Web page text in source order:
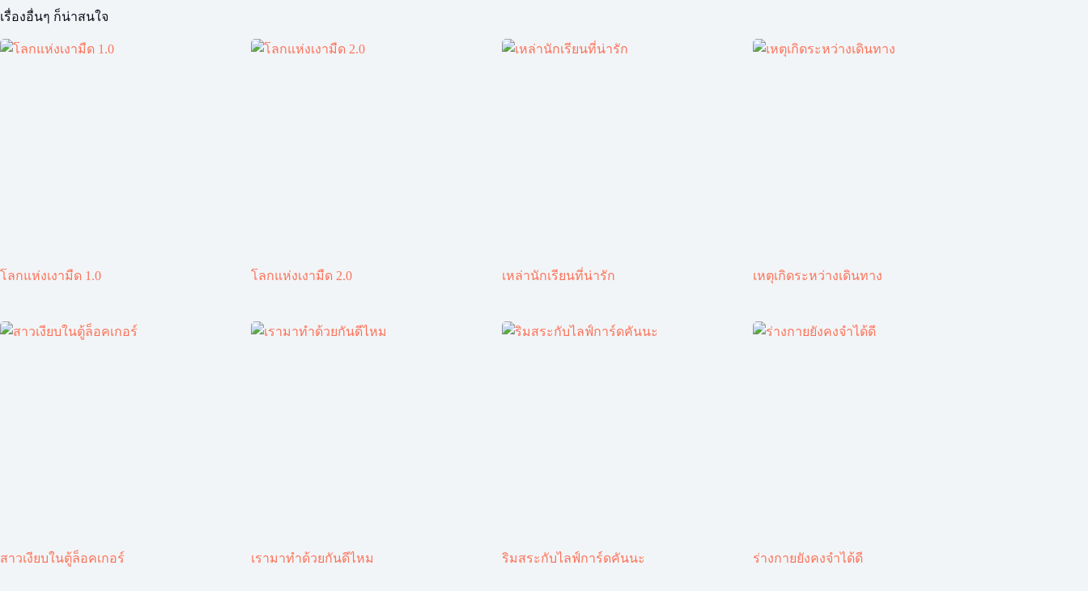
เรื่องอื่นๆ ก็น่าสนใจ
โลกแห่งเงามืด 1.0 โลกแห่งเงามืด 2.0 เหล่านักเรียนที่น่ารัก เหตุเกิดระหว่างเดินทาง
สาวเงียบในตู้ล็อคเกอร์ เรามาทำด้วยกันดีไหม ริมสระกับไลฟ์การ์ดคันนะ ร่างกายยังคงจำได้ดี